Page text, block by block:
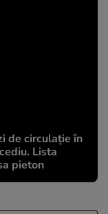
de circulație în
Lista
pieton